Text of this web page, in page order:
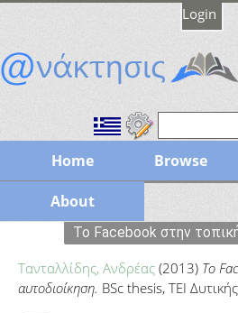
Login
Home Browse
About
Το Facebook στην
Τανταλλίδης, Ανδρέας (2013) Το
αυτοδιοίκηση. BSc thesis, ΤΕΙ